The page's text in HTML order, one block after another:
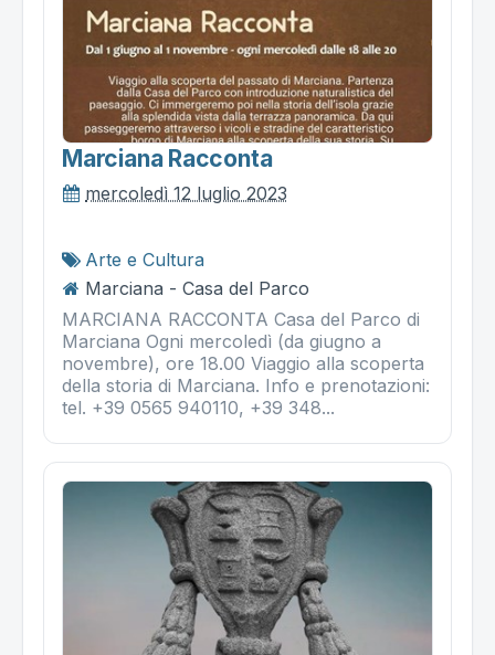
Marciana Racconta
mercoledì 12 luglio 2023
Arte e Cultura
Marciana - Casa del Parco
MARCIANA RACCONTA Casa del Parco di
Marciana Ogni mercoledì (da giugno a
novembre), ore 18.00 Viaggio alla scoperta
della storia di Marciana. Info e prenotazioni:
tel. +39 0565 940110, +39 348...